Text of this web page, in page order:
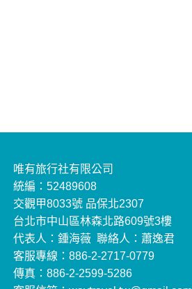
唯有旅行社有限公司
統編：52489608
交觀甲8033號 品保北2307
台北市中山區林森北路609號3樓
代表人：鍾海薇 聯絡人：蕭逸君
客服專線：886-2-2717-0779
傳真：886-2-2599-5286